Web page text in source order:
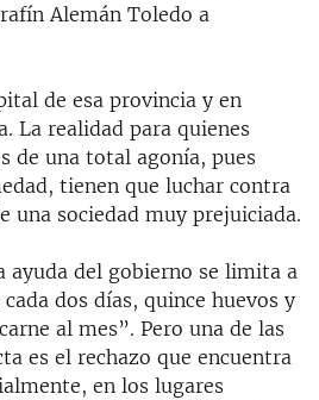
Alemán Toledo a
de esa provincia y en
La realidad para quienes
de una total agonía, pues
tienen que luchar contra
una sociedad muy prejuiciada.
ayuda del gobierno se limita a
dos días, quince huevos y
al mes”. Pero una de las
es el rechazo que encuentra
en los lugares